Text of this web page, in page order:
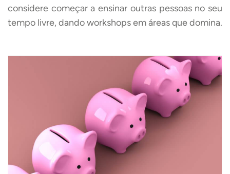
considere começar a ensinar outras pessoas no seu
tempo livre, dando workshops em áreas que domina.